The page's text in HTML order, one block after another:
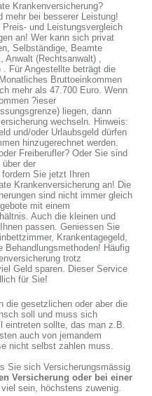
Krankenversicherung?
mehr bei besserer Leistung!
und Leistungsvergleich
an! Wer kann sich privat
Selbständige, Beamte
Anwalt (Rechtsanwalt) ,
Für Angestellte beträgt die
Bruttoeinkommen
mehr als 47.700 Euro. Wenn
?ieser
liegen, dann
wechseln. Hinweis:
und/oder Urlaubsgeld dürfen
hinzugerechnet werden.
Freiberufler? Oder Sie sind
der
Sie jetzt Ihren
Krankenversicherung an! Die
sind nicht immer gleich
mit einem
Auch die kleinen und
passen. Geniessen Sie
Krankentagegeld,
Behandlungsmethoden! Häufig
trotz
Geld sparen. Dieser Service
für Sie!
die gesetzlichen oder aber die
soll und muss sich
eintreten sollte, das man z.B.
auch von jemandem
nicht selbst zahlen muss.
Sie sich Versicherungsmässig
Versicherung oder bei einer
sein, höchstens zuwenig.